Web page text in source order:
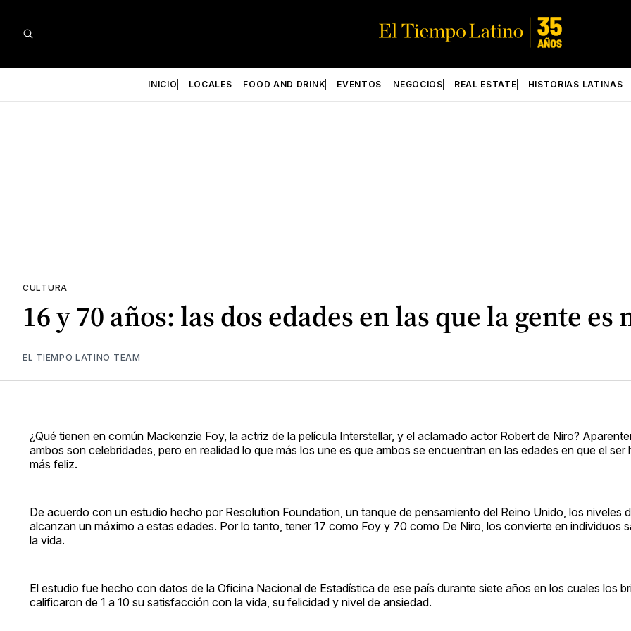
INICIO LOCALES FOOD AND DRINK EVENTOS NEGOCIOS REAL ESTATE HISTORIAS LATINAS
CULTURA
16 y 70 años: las dos edades en las que la gente es
EL TIEMPO LATINO TEAM
¿Qué tienen en común Mackenzie Foy, la actriz de la película Interstellar, y el aclamado actor Robert de Niro?
ambos son celebridades, pero en realidad lo que más los une es que ambos se encuentran en las edades en que el ser
más feliz.
De acuerdo con un estudio hecho por Resolution Foundation, un tanque de pensamiento del Reino Unido, los niveles
alcanzan un máximo a estas edades. Por lo tanto, tener 17 como Foy y 70 como De Niro, los convierte en individuos
la vida.
El estudio fue hecho con datos de la Oficina Nacional de Estadística de ese país durante siete años en los cuales los
calificaron de 1 a 10 su satisfacción con la vida, su felicidad y nivel de ansiedad.